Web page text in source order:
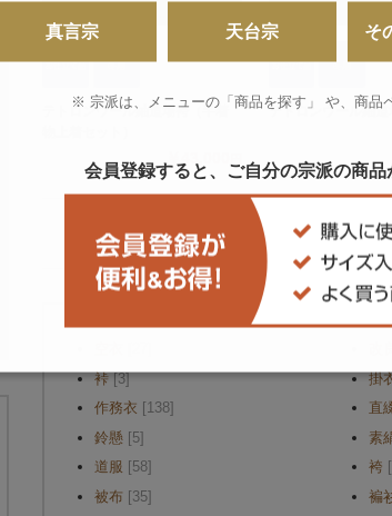
テトロンウール紬道場袴（半着
￥43,000
テトロンウール紬道
「衣」に属するカテゴリー
裃 [3] 掛
作務衣 [138] 直
鈴懸 [5] 素
道服 [58] 袴
被布 [35] 褊
真言宗 天台宗 そ
※ 宗派は、メニューの「商品を探す」 や、 商品
会員登録すると、ご自分の宗派の商品